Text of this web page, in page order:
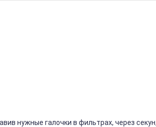
нужные галочки в фильтрах, через